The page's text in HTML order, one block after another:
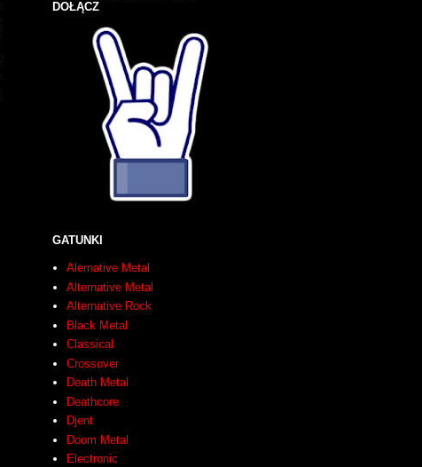
DOŁĄCZ
GATUNKI
Alernative Metal
Alternative Metal
Alternative Rock
Black Metal
Classical
Crossover
Death Metal
Deathcore
Djent
Doom Metal
Electronic